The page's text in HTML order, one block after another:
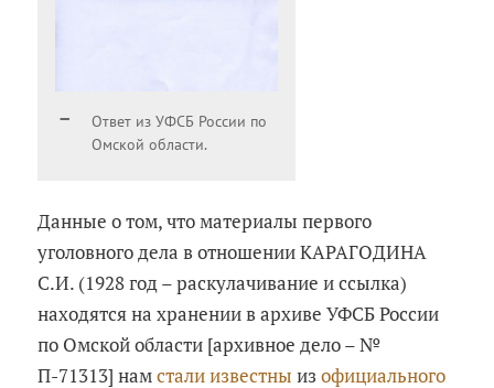
Ответ из УФСБ России по
Омской области.
Данные о том, что материалы первого
уголовного дела в отношении КАРАГОДИНА
С.И. (1928 год – раскулачивание и ссылка)
находятся на хранении в архиве УФСБ России
по Омской области [архивное дело – №
П-71313] намстали известны изофициального